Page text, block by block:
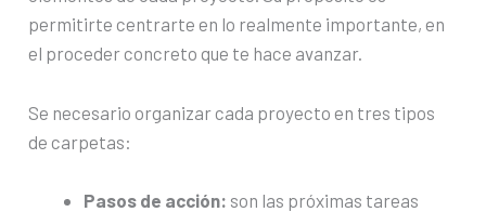
permitirte centrarte en lo realmente importante, en
el proceder concreto que te hace avanzar.
Se necesario organizar cada proyecto en tres tipos
de carpetas:
Pasos de acción: son las próximas tareas